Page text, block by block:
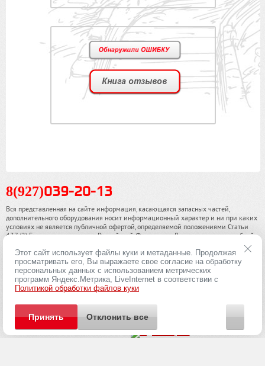
8(927)039-20-13
Вся представленная на сайте информация, касающаяся запасных частей,
дополнительного оборудования носит информационный характер и ни при каких
условиях не является публичной офертой, определяемой положениями Статьи
437 (2) Гражданского кодекса Российской Федерации. Для получения подробной
информации, пожалуйста, обращайтесь к нашим специалистам. чинамобил.рф ©
2013-2026. Все права охраняются законом.
Политика конфиденциальности
Этот сайт использует файлы куки и метаданные. Продолжая
просматривать его, Вы выражаете свое согласие на обработку
персональных данных с использованием метрических
программ Яндекс.Метрика, LiveInternet в соответствии с
Политикой обработки файлов куки
Принять Отклонить все